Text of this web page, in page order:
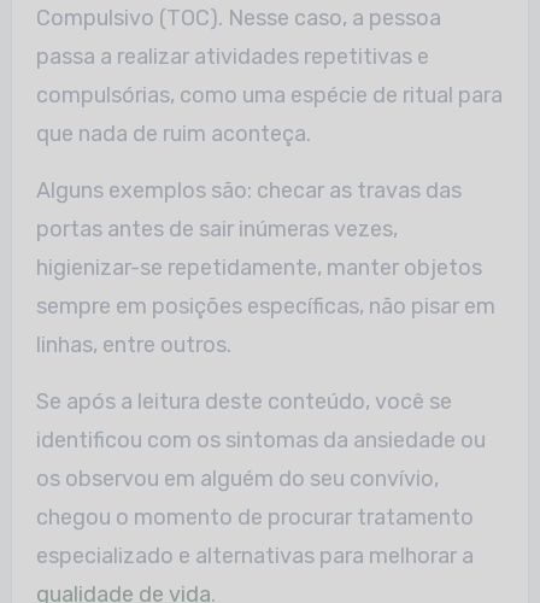
Compulsivo (TOC). Nesse caso, a pessoa
passa a realizar atividades repetitivas e
compulsórias, como uma espécie de ritual para
que nada de ruim aconteça.
Alguns exemplos são: checar as travas das
portas antes de sair inúmeras vezes,
higienizar-se repetidamente, manter objetos
sempre em posições específicas, não pisar em
linhas, entre outros.
Se após a leitura deste conteúdo, você se
identificou com os sintomas da ansiedade ou
os observou em alguém do seu convívio,
chegou o momento de procurar tratamento
especializado e alternativas para melhorar a
qualidade de vida.